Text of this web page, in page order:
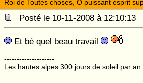
Roi de Toutes choses, Ô puissant esprit
Posté le 10-11-2008 à 12:10:13
Et bé quel beau travail
--------------------
Les hautes alpes:300 jours de soleil par an